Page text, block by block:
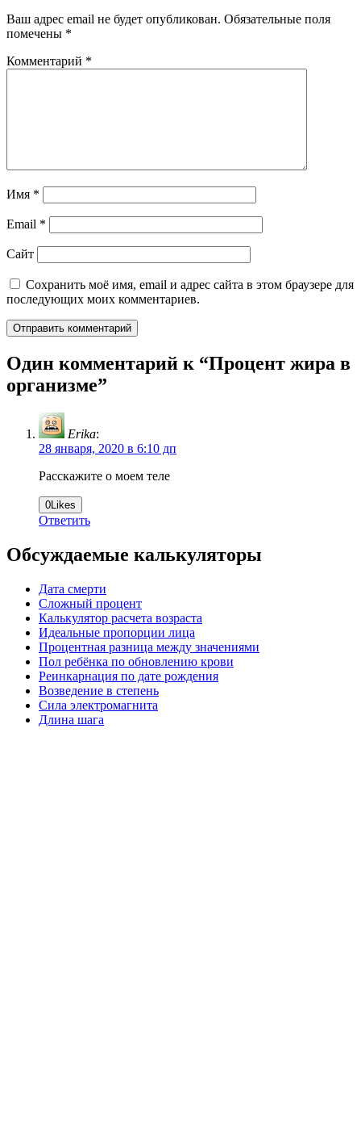
Ваш адрес email не будет опубликован. Обязательные поля
помечены *
Комментарий *
Имя *
Email *
Сайт
Сохранить моё имя, email и адрес сайта в этом браузере для
последующих моих комментариев.
Один комментарий к “Процент жира в
организме”
Erika:
28 января, 2020 в 6:10 дп
Расскажите о моем теле
0Likes
Ответить
Обсуждаемые калькуляторы
Дата смерти
Сложный процент
Калькулятор расчета возраста
Идеальные пропорции лица
Процентная разница между значениями
Пол ребёнка по обновлению крови
Реинкарнация по дате рождения
Возведение в степень
Сила электромагнита
Длина шага